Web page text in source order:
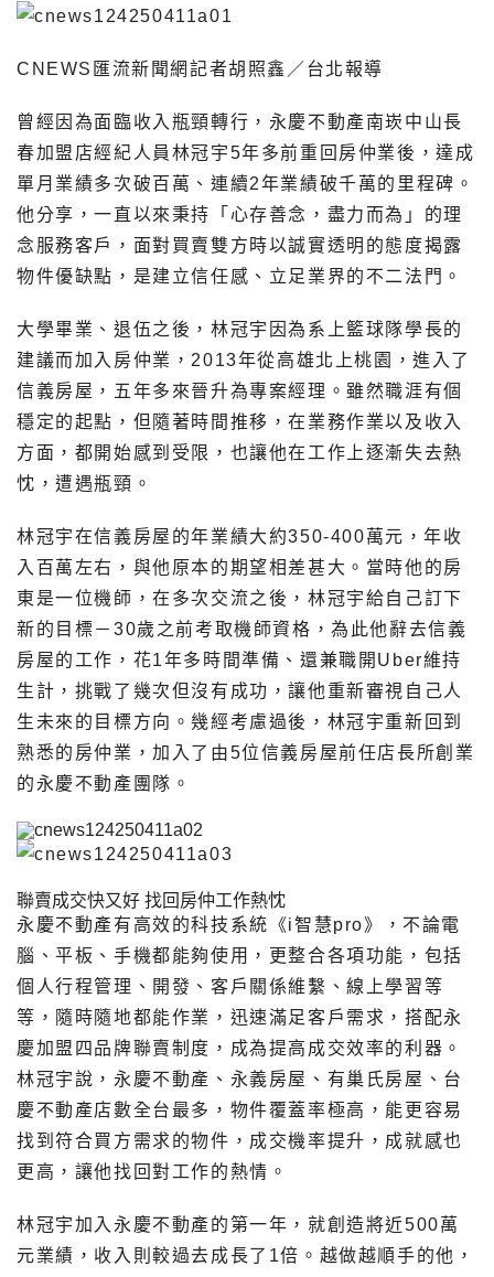
CNEWS匯流新聞網記者胡照鑫／台北報導
曾經因為面臨收入瓶頸轉行，永慶不動產南崁中山長
春加盟店經紀人員林冠宇5年多前重回房仲業後，達成
單月業績多次破百萬、連續2年業績破千萬的里程碑。
他分享，一直以來秉持「心存善念，盡力而為」的理
念服務客戶，面對買賣雙方時以誠實透明的態度揭露
物件優缺點，是建立信任感、立足業界的不二法門。
大學畢業、退伍之後，林冠宇因為系上籃球隊學長的
建議而加入房仲業，2013年從高雄北上桃園，進入了
信義房屋，五年多來晉升為專案經理。雖然職涯有個
穩定的起點，但隨著時間推移，在業務作業以及收入
方面，都開始感到受限，也讓他在工作上逐漸失去熱
忱，遭遇瓶頸。
林冠宇在信義房屋的年業績大約350-400萬元，年收
入百萬左右，與他原本的期望相差甚大。當時他的房
東是一位機師，在多次交流之後，林冠宇給自己訂下
新的目標－30歲之前考取機師資格，為此他辭去信義
房屋的工作，花1年多時間準備、還兼職開Uber維持
生計，挑戰了幾次但沒有成功，讓他重新審視自己人
生未來的目標方向。幾經考慮過後，林冠宇重新回到
熟悉的房仲業，加入了由5位信義房屋前任店長所創業
的永慶不動產團隊。
聯賣成交快又好 找回房仲工作熱忱
永慶不動產有高效的科技系統《i智慧pro》，不論電
腦、平板、手機都能夠使用，更整合各項功能，包括
個人行程管理、開發、客戶關係維繫、線上學習等
等，隨時隨地都能作業，迅速滿足客戶需求，搭配永
慶加盟四品牌聯賣制度，成為提高成交效率的利器。
林冠宇說，永慶不動產、永義房屋、有巢氏房屋、台
慶不動產店數全台最多，物件覆蓋率極高，能更容易
找到符合買方需求的物件，成交機率提升，成就感也
更高，讓他找回對工作的熱情。
林冠宇加入永慶不動產的第一年，就創造將近500萬
元業績，收入則較過去成長了1倍。越做越順手的他，